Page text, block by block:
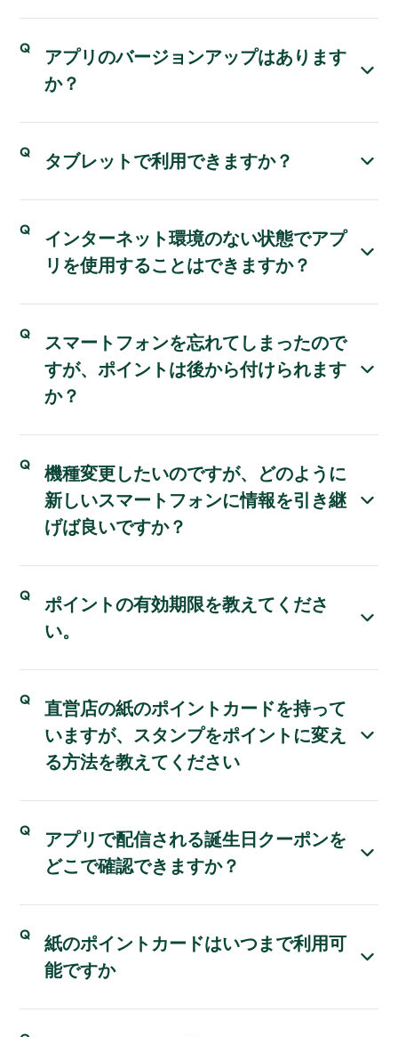
アプリのバージョンアップはあります
か？
タブレットで利用できますか？
インターネット環境のない状態でアプ
リを使用することはできますか？
スマートフォンを忘れてしまったので
すが、ポイントは後から付けられます
か？
機種変更したいのですが、どのように
新しいスマートフォンに情報を引き継
げば良いですか？
ポイントの有効期限を教えてくださ
い。
直営店の紙のポイントカードを持って
いますが、スタンプをポイントに変え
る方法を教えてください
アプリで配信される誕生日クーポンを
どこで確認できますか？
紙のポイントカードはいつまで利用可
能ですか